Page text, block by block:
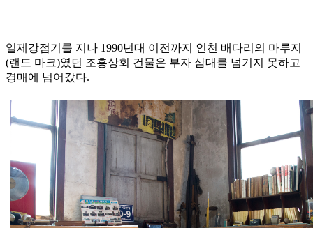
일제강점기를 지나 1990년대 이전까지 인천 배다리의 마루지
(랜드 마크)였던 조흥상회 건물은 부자 삼대를 넘기지 못하고
경매에 넘어갔다.